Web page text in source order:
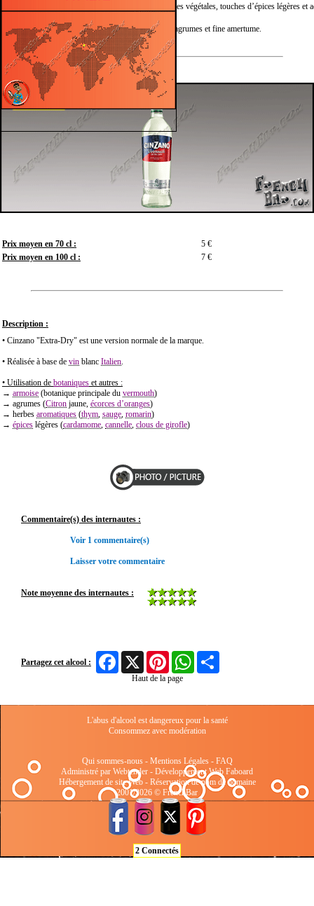
Allure vive mêlant notes végétales, touches d’épices légères et
Finale : Traîne nette, retour d’agrumes et fine amertume.
Prix moyen en 70 cl :
5 €
Prix moyen en 100 cl :
7 €
Description :
• Cinzano "Extra-Dry" est une version normale de la marque.
• Réalisée à base de vin blanc Italien.
• Utilisation de botaniques et autres :
→ armoise (botanique principale du vermouth)
→ agrumes (Citron jaune, écorces d’oranges)
→ herbes aromatiques (thym, sauge, romarin)
→ épices légères (cardamome, cannelle, clous de girofle)
Commentaire(s) des internautes :
Voir 1 commentaire(s)
Laisser votre commentaire
Note moyenne des internautes :
Partagez cet alcool :
FacebookX Pinterest WhatsApp
Haut de la page
L'abus d'alcool est dangereux pour la santé
Consommez avec modération
Qui sommes-nous- Mentions Légales- FAQ
Administré par Webtender - Développement Web Faboard
Hébergement de site Web- Réservation de nom de domaine
2001/2026 © FrenchBar
2 Connectés